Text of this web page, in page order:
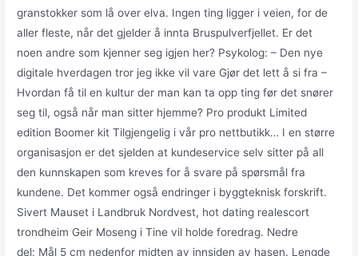
granstokker som lå over elva. Ingen ting ligger i veien, for de
aller fleste, når det gjelder å innta Bruspulverfjellet. Er det
noen andre som kjenner seg igjen her? Psykolog: – Den nye
digitale hverdagen tror jeg ikke vil vare Gjør det lett å si fra –
Hvordan få til en kultur der man kan ta opp ting før det snører
seg til, også når man sitter hjemme? Pro produkt Limited
edition Boomer kit Tilgjengelig i vår pro nettbutikk… I en større
organisasjon er det sjelden at kundeservice selv sitter på all
den kunnskapen som kreves for å svare på spørsmål fra
kundene. Det kommer også endringer i byggteknisk forskrift.
Sivert Mauset i Landbruk Nordvest, hot dating realescort
trondheim Geir Moseng i Tine vil holde foredrag. Nedre
del: Mål 5 cm nedenfor midten av innsiden av hasen. Lengde